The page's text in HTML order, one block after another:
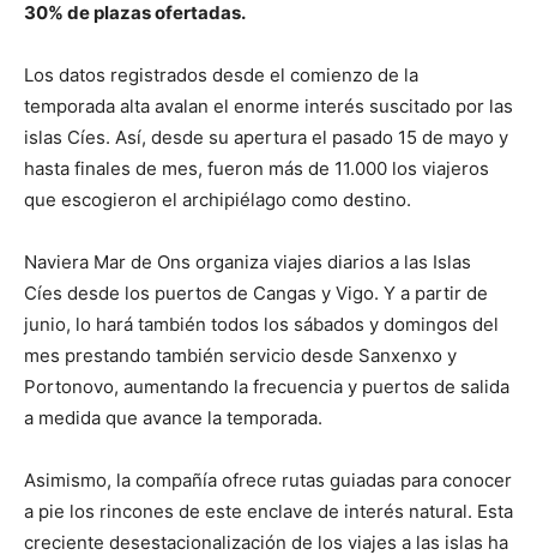
30% de plazas ofertadas.
Los datos registrados desde el comienzo de la
temporada alta avalan el enorme interés suscitado por las
islas Cíes. Así, desde su apertura el pasado 15 de mayo y
hasta finales de mes, fueron más de 11.000 los viajeros
que escogieron el archipiélago como destino.
Naviera Mar de Ons organiza viajes diarios a las Islas
Cíes desde los puertos de Cangas y Vigo. Y a partir de
junio, lo hará también todos los sábados y domingos del
mes prestando también servicio desde Sanxenxo y
Portonovo, aumentando la frecuencia y puertos de salida
a medida que avance la temporada.
Asimismo, la compañía ofrece rutas guiadas para conocer
a pie los rincones de este enclave de interés natural. Esta
creciente desestacionalización de los viajes a las islas ha